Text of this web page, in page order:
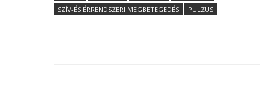
SZÍV-ÉS ÉRRENDSZERI MEGBETEGEDÉS
PULZUS